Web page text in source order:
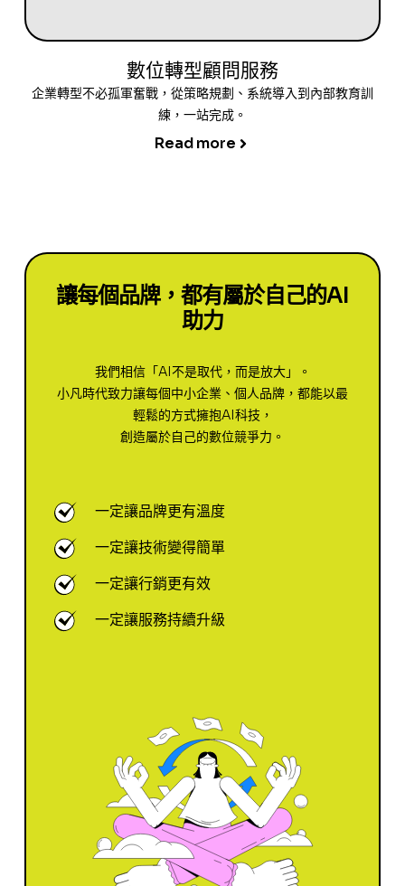
數位轉型顧問服務
企業轉型不必孤軍奮戰，從策略規劃、系統導入到內部教育訓
練，一站完成。
Read more
讓每個品牌，都有屬於自己的AI
助力
我們相信「AI不是取代，而是放大」。
小凡時代致力讓每個中小企業、個人品牌，都能以最
輕鬆的方式擁抱AI科技，
創造屬於自己的數位競爭力。
一定讓品牌更有溫度
一定讓技術變得簡單
一定讓行銷更有效
一定讓服務持續升級